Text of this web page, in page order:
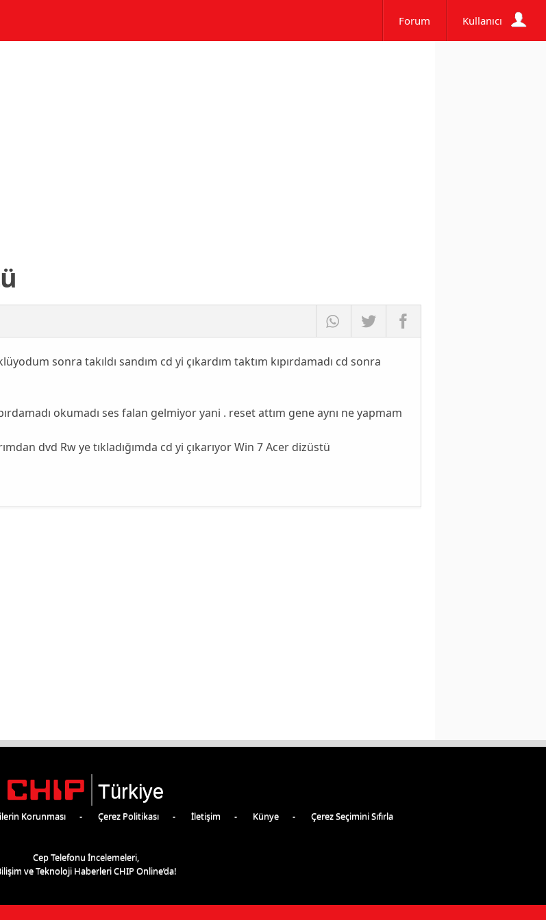
Forum Kullanıcı
sonra takıldı sandım cd yi çıkardım taktım kıpırdamadı cd sonra
okumadı ses falan gelmiyor yani . reset attım gene aynı ne yapmam
dvd Rw ye tıkladığımda cd yi çıkarıyor Win 7 Acer dizüstü
Türkiye
Korunması Çerez Politikası İletişim Künye Çerez Seçimini Sıfırla
Cep Telefonu İncelemeleri,
ve Teknoloji Haberleri CHIP Online’da!